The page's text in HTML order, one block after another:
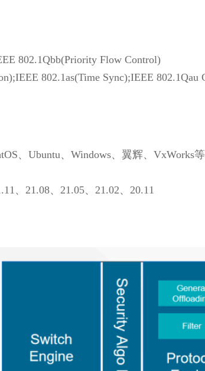
802.1Qbb(Priority Flow Control)
802.1as(Time Sync);IEEE
、Ubuntu、Windows、翼辉、VxWorks等
、21.08、21.05、21.02、20.11